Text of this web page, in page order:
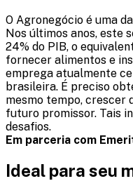
O Agronegócio é uma
Nos últimos anos, este
24% do PIB, o
fornecer alimentos e
emprega atualmente
brasileira. É preciso
mesmo tempo, crescer
futuro promissor. Tais
desafios.
Em parceria com
Ideal para seu